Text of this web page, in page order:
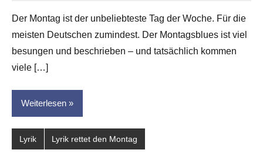
Leitner
Der Montag ist der unbeliebteste Tag der Woche. Für die
meisten Deutschen zumindest. Der Montagsblues ist viel
besungen und beschrieben – und tatsächlich kommen
viele […]
Weiterlesen
Lyrik Lyrik rettet den Montag